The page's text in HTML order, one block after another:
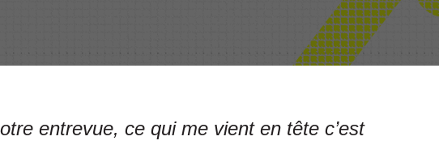
entrevue, ce qui me vient en tête c’est